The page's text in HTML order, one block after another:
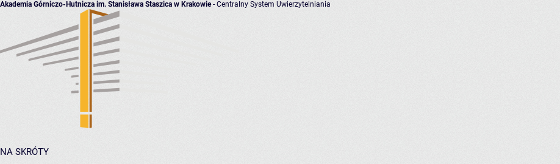
Akademia Górniczo-Hutnicza im. Stanisława Staszica w Krakowie- Centralny System Uwierzytelniania
NA SKRÓTY